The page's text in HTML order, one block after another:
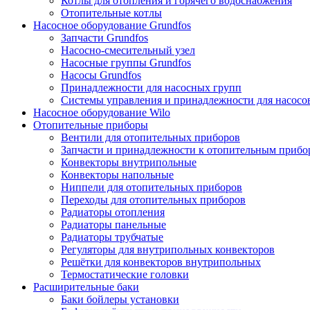
Отопительные котлы
Насосное оборудование Grundfos
Запчасти Grundfos
Насосно-смесительный узел
Насосные группы Grundfos
Насосы Grundfos
Принадлежности для насосных групп
Системы управления и принадлежности для
Насосное оборудование Wilo
Отопительные приборы
Вентили для отопительных приборов
Запчасти и принадлежности к отопительным
Конвекторы внутрипольные
Конвекторы напольные
Ниппели для отопительных приборов
Переходы для отопительных приборов
Радиаторы отопления
Радиаторы панельные
Радиаторы трубчатые
Регуляторы для внутрипольных конвекторов
Решётки для конвекторов внутрипольных
Термостатические головки
Расширительные баки
Баки бойлеры установки